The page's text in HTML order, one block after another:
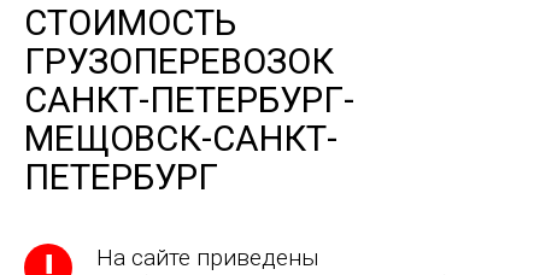
СТОИМОСТЬ
ГРУЗОПЕРЕВОЗОК
САНКТ-ПЕТЕРБУРГ-
МЕЩОВСК-САНКТ-
ПЕТЕРБУРГ
На сайте приведены